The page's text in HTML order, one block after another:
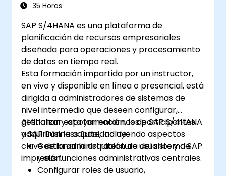
35 Horas
SAP S/4HANA es una plataforma de
planificación de recursos empresariales
diseñada para operaciones y procesamiento
de datos en tiempo real.
Esta formación impartida por un instructor,
en vivo y disponible en línea o presencial, está
dirigida a administradores de sistemas de
nivel intermedio que deseen configurar,
gestionar y apoyar entornos de SAP S/4HANA
y SAP Business Suite, incluyendo aspectos
clave de la administración de usuarios y de
impresión.
Al finalizar esta formación, los participantes
adquirirán la capacidad de:
Gestionar la arquitectura del sistema SAP
y sus funciones administrativas centrales.
Configurar roles de usuario,